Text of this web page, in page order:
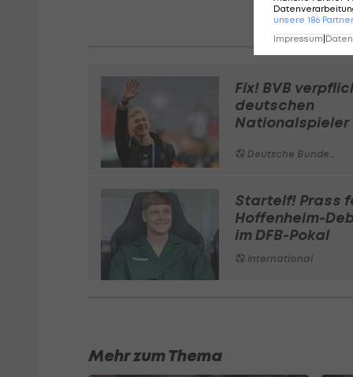
Fix! BVB
deutschen
Nationalspieler
Deutsche Bundesliga
Startelf! Prass
Hoffenheim-
im DFB-Pokal
International
Mehr zum Thema
unsere 186 Partner
Impressum|